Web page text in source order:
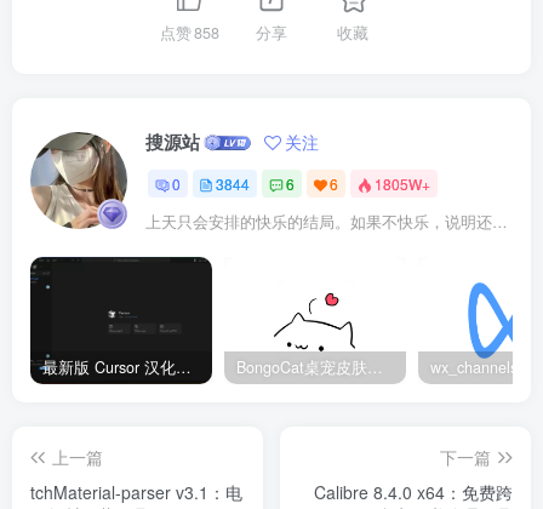
点赞858 分享 收藏
搜源站 关注
0 3844 6 6 1805W+
上天只会安排的快乐的结局。如果不快乐，说明还不是最后结局
最新版 Cursor 汉化设置中文教程（两种简单方法，附中文语言包下载） BongoCat桌宠皮肤包大全：20款主题皮肤免费下载
上一篇
tchMaterial-parser v3.1：电
下一篇
Calibre 8.4.0 x64：免费跨